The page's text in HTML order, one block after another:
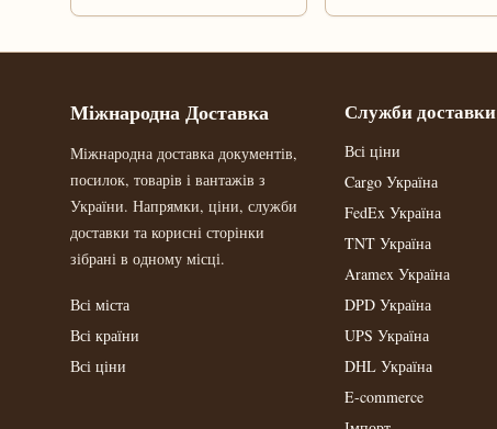
Міжнародна Доставка
Міжнародна доставка документів,
посилок, товарів і вантажів з
України. Напрямки, ціни, служби
доставки та корисні сторінки
зібрані в одному місці.
Всі міста
Всі країни
Всі ціни
Служби доставки
Всі ціни
Cargo Україна
FedEx Україна
TNT Україна
Aramex Україна
DPD Україна
UPS Україна
DHL Україна
E-commerce